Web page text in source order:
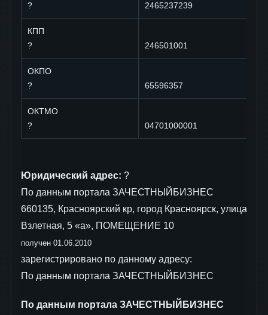
?
2465237239
КПП
?
246501001
ОКПО
?
65596357
ОКТМО
?
04701000001
Юридический адрес: ?
По данным портала ЗАЧЕСТНЫЙБИЗНЕС
660135, Красноярский кр, город Красноярск, улица
Взлетная, 5 «а», ПОМЕЩЕНИЕ 10
получен 01.06.2010
зарегистрировано по данному адресу:
По данным портала ЗАЧЕСТНЫЙБИЗНЕС
По данным портала ЗАЧЕСТНЫЙБИЗНЕС